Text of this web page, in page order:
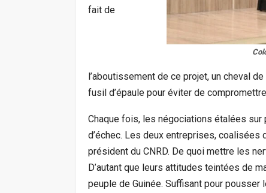
fait de
l’aboutissement de ce projet, un cheval
fusil d’épaule pour éviter de
Chaque fois, les négociations étalées
d’échec. Les deux entreprises,
président du CNRD. De quoi mettre les
D’autant que leurs attitudes teintées de
peuple de Guinée. Suffisant pour